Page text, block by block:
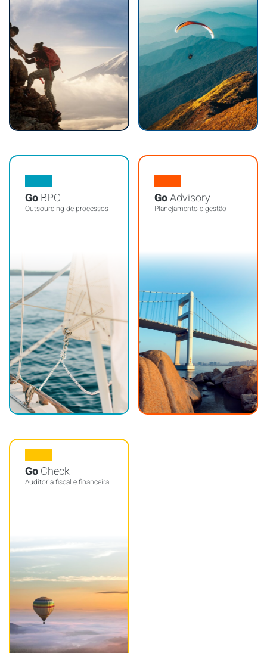
GoBPO
Outsourcing de processos
GoAdvisory
Planejamento e gestão
GoCheck
Auditoria fiscal e financeira